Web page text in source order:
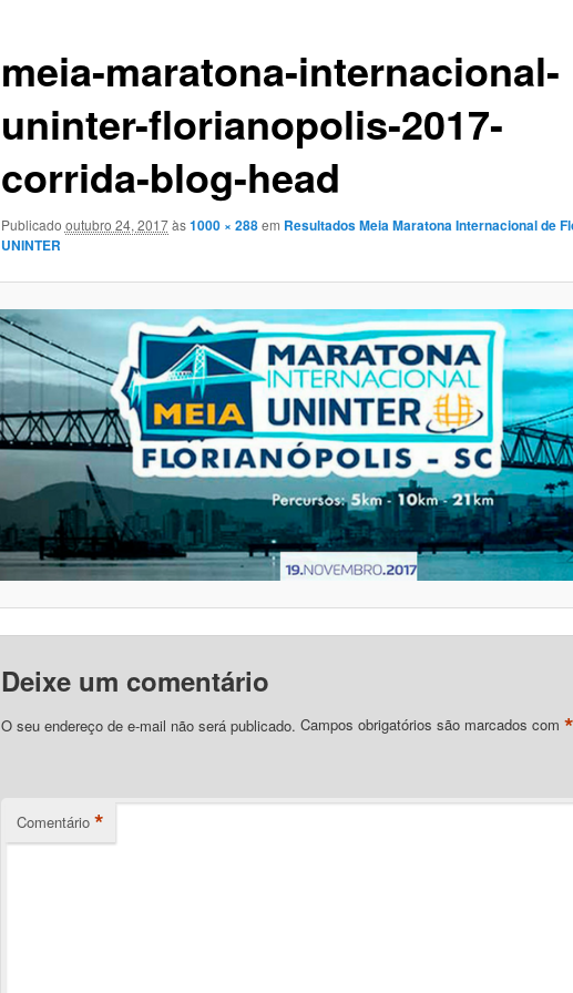
meia-maratona-internacional-
uninter-florianopolis-2017-
corrida-blog-head
Publicado outubro 24, 2017às1000 × 288em Resultados Meia Maratona Internacional de
UNINTER
Deixe um comentário
O seu endereço de e-mail não será publicado. Campos obrigatórios são marcados com *
Comentário *